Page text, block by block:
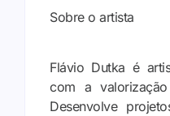
Sobre o artista
Flávio Dutka é
com a
Desenvolve